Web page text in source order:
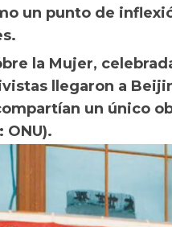
un punto de
la Mujer,
llegaron a
un único